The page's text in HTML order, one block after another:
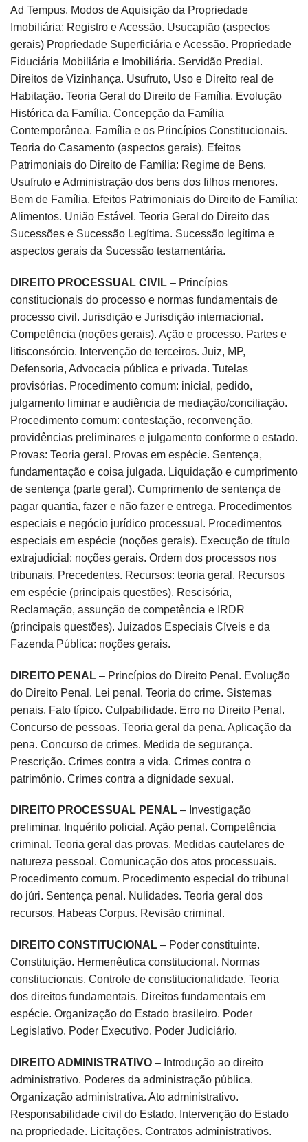
Ad Tempus. Modos de Aquisição da Propriedade
Imobiliária: Registro e Acessão. Usucapião (aspectos
gerais) Propriedade Superficiária e Acessão. Propriedade
Fiduciária Mobiliária e Imobiliária. Servidão Predial.
Direitos de Vizinhança. Usufruto, Uso e Direito real de
Habitação. Teoria Geral do Direito de Família. Evolução
Histórica da Família. Concepção da Família
Contemporânea. Família e os Princípios Constitucionais.
Teoria do Casamento (aspectos gerais). Efeitos
Patrimoniais do Direito de Família: Regime de Bens.
Usufruto e Administração dos bens dos filhos menores.
Bem de Família. Efeitos Patrimoniais do Direito de Família:
Alimentos. União Estável. Teoria Geral do Direito das
Sucessões e Sucessão Legítima. Sucessão legítima e
aspectos gerais da Sucessão testamentária.
DIREITO PROCESSUAL CIVIL – Princípios
constitucionais do processo e normas fundamentais de
processo civil. Jurisdição e Jurisdição internacional.
Competência (noções gerais). Ação e processo. Partes e
litisconsórcio. Intervenção de terceiros. Juiz, MP,
Defensoria, Advocacia pública e privada. Tutelas
provisórias. Procedimento comum: inicial, pedido,
julgamento liminar e audiência de mediação/conciliação.
Procedimento comum: contestação, reconvenção,
providências preliminares e julgamento conforme o estado.
Provas: Teoria geral. Provas em espécie. Sentença,
fundamentação e coisa julgada. Liquidação e cumprimento
de sentença (parte geral). Cumprimento de sentença de
pagar quantia, fazer e não fazer e entrega. Procedimentos
especiais e negócio jurídico processual. Procedimentos
especiais em espécie (noções gerais). Execução de título
extrajudicial: noções gerais. Ordem dos processos nos
tribunais. Precedentes. Recursos: teoria geral. Recursos
em espécie (principais questões). Rescisória,
Reclamação, assunção de competência e IRDR
(principais questões). Juizados Especiais Cíveis e da
Fazenda Pública: noções gerais.
DIREITO PENAL – Princípios do Direito Penal. Evolução
do Direito Penal. Lei penal. Teoria do crime. Sistemas
penais. Fato típico. Culpabilidade. Erro no Direito Penal.
Concurso de pessoas. Teoria geral da pena. Aplicação da
pena. Concurso de crimes. Medida de segurança.
Prescrição. Crimes contra a vida. Crimes contra o
patrimônio. Crimes contra a dignidade sexual.
DIREITO PROCESSUAL PENAL – Investigação
preliminar. Inquérito policial. Ação penal. Competência
criminal. Teoria geral das provas. Medidas cautelares de
natureza pessoal. Comunicação dos atos processuais.
Procedimento comum. Procedimento especial do tribunal
do júri. Sentença penal. Nulidades. Teoria geral dos
recursos. Habeas Corpus. Revisão criminal.
DIREITO CONSTITUCIONAL – Poder constituinte.
Constituição. Hermenêutica constitucional. Normas
constitucionais. Controle de constitucionalidade. Teoria
dos direitos fundamentais. Direitos fundamentais em
espécie. Organização do Estado brasileiro. Poder
Legislativo. Poder Executivo. Poder Judiciário.
DIREITO ADMINISTRATIVO – Introdução ao direito
administrativo. Poderes da administração pública.
Organização administrativa. Ato administrativo.
Responsabilidade civil do Estado. Intervenção do Estado
na propriedade. Licitações. Contratos administrativos.